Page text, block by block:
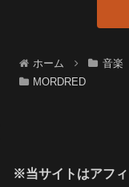
ホーム 音楽
MORDRED
※当サイトはアフィ